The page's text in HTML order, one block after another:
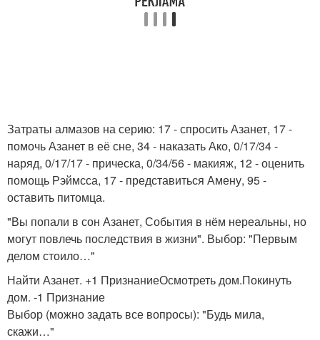
Затраты алмазов на серию: 17 - спросить Азанет, 17 -
помочь Азанет в её сне, 34 - наказать Ако, 0/17/34 -
наряд, 0/17/17 - прическа, 0/34/56 - макияж, 12 - оценить
помощь Рэймсса, 17 - представиться Амену, 95 -
оставить питомца.
"Вы попали в сон Азанет, События в нём нереальны, но
могут повлечь последствия в жизни". Выбор: "Первым
делом стоило…"
Найти Азанет. +1 ПризнаниеОсмотреть дом.Покинуть
дом. -1 Признание
Выбор (можно задать все вопросы): "Будь мила,
скажи…"